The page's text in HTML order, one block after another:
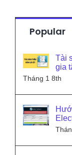
Popular
Tài
gia
Tháng 1 8th